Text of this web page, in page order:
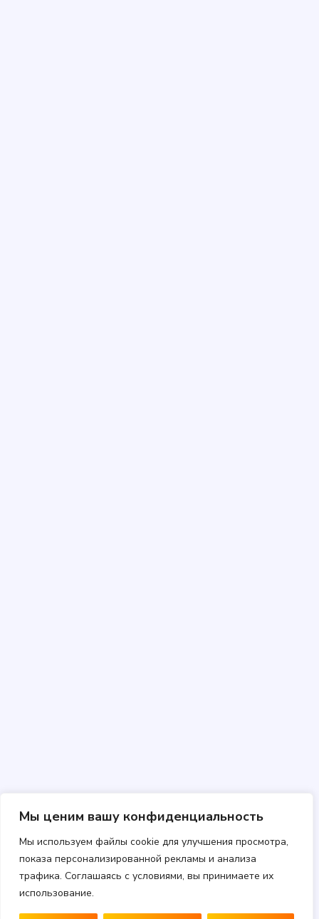
Мы ценим вашу конфиденциальность
Мы используем файлы cookie для улучшения просмотра,
показа персонализированной рекламы и анализа
трафика. Соглашаясь с условиями, вы принимаете их
использование.